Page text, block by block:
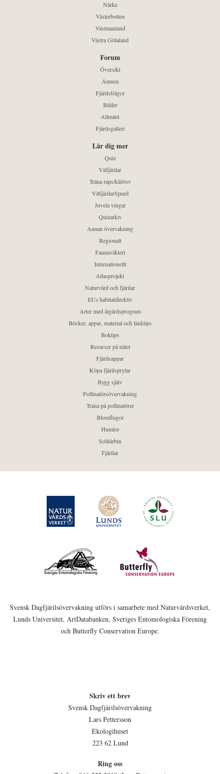
Närke
Västerbotten
Västmanland
Västra Götaland
Forum
Översikt
Ämnen
Fjärilsfrågor
Bilder
Allmänt
Fjärilsgalleri
Lär dig mer
Quiz
Vitfjärilar
Träna raps/kål/rov
VitfjärilarSpeed
Juvela vingar
Quizarkiv
Annan övervakning
Regionalt
Faunaväkteri
Internationellt
Atlasprojekt
Naturvård och fjärilar
EUs habitatdirektiv
Arter med åtgärdsprogram
Böcker, appar, material och länktips
Boktips
Resurser på nätet
Fjärilsappar
Köpa fjärilsprylar
Bygg själv
Pollinatörsövervakning
Träna på pollinatörer
Blomflugor
Humlor
Solitärbin
Fjärilar
Svensk Dagfjärilsövervakning utförs i samarbete med Naturvårdsverket,
Lunds Universitet, ArtDatabanken, Sveriges Entomologiska Förening
och Butterfly Conservation Europe.
Skriv ett brev
Svensk Dagfjärilsövervakning
Lars Pettersson
Ekologihuset
223 62 Lund
Ring oss